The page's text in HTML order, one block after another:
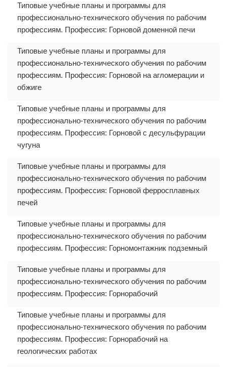
Типовые учебные планы и программы для
профессионально-технического обучения по рабочим
профессиям. Профессия: Горновой доменной печи
Типовые учебные планы и программы для
профессионально-технического обучения по рабочим
профессиям. Профессия: Горновой на агломерации и
обжиге
Типовые учебные планы и программы для
профессионально-технического обучения по рабочим
профессиям. Профессия: Горновой с десульфурации
чугуна
Типовые учебные планы и программы для
профессионально-технического обучения по рабочим
профессиям. Профессия: Горновой ферросплавных
печей
Типовые учебные планы и программы для
профессионально-технического обучения по рабочим
профессиям. Профессия: Горномонтажник подземный
Типовые учебные планы и программы для
профессионально-технического обучения по рабочим
профессиям. Профессия: Горнорабочий
Типовые учебные планы и программы для
профессионально-технического обучения по рабочим
профессиям. Профессия: Горнорабочий на
геологических работах